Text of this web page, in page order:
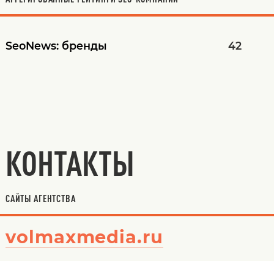
SeoNews: бренды 42
КОНТАКТЫ
САЙТЫ АГЕНТСТВА
volmaxmedia.ru